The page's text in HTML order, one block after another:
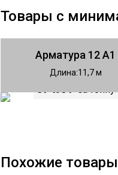
Товары с
Арматура 12 А1
Длина 11,7
81 490 ₽ за тонну
Похожие товары